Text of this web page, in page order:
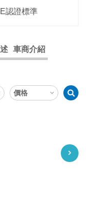
認證標準
車商介紹